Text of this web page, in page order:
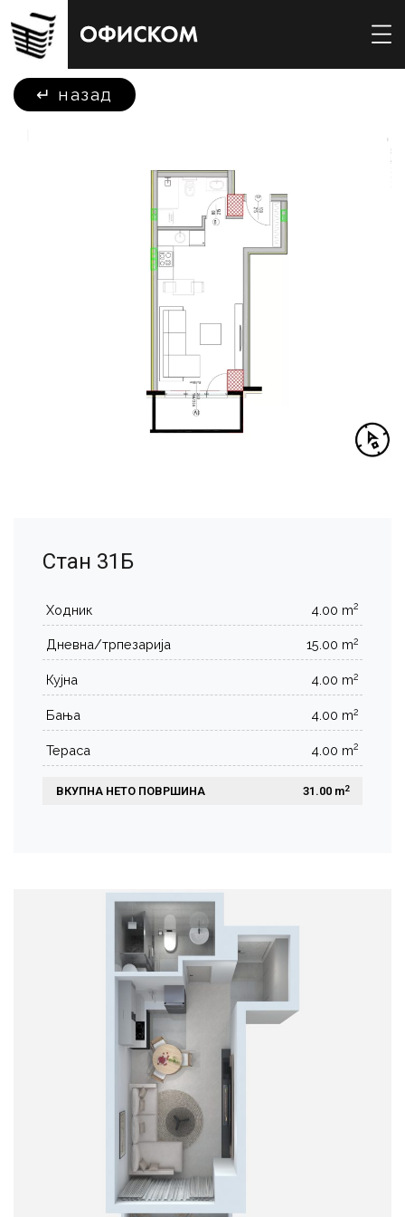
↵ назад
Стан 31Б
Ходник 4.00 m2
Дневна/трпезарија 15.00 m2
Кујна 4.00 m2
Бања 4.00 m2
Тераса 4.00 m2
ВКУПНА НЕТО ПОВРШИНА 31.00 m2